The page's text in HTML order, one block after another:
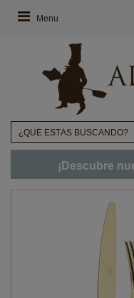
Menu
¡Descubre